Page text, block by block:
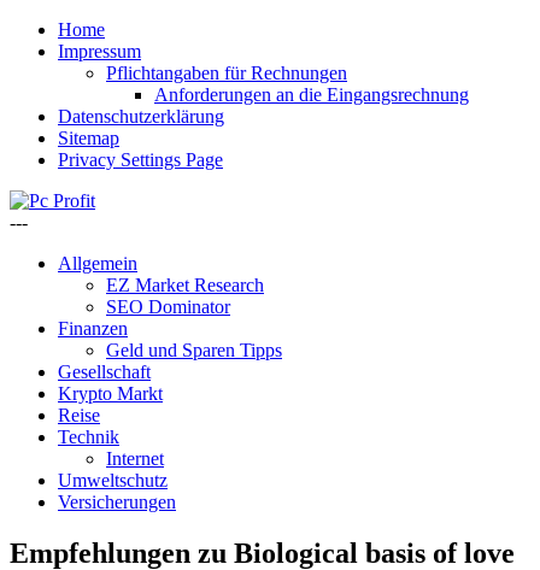
Home
Impressum
Pflichtangaben für Rechnungen
Anforderungen an die Eingangsrechnung
Datenschutzerklärung
Sitemap
Privacy Settings Page
---
Allgemein
EZ Market Research
SEO Dominator
Finanzen
Geld und Sparen Tipps
Gesellschaft
Krypto Markt
Reise
Technik
Internet
Umweltschutz
Versicherungen
Empfehlungen zu Biological basis of love